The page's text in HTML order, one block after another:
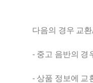
다음의 경우 교
- 중고 음반의 경
- 상품 정보에 교